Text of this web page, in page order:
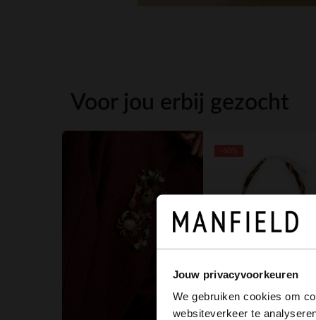
Jouw privacyvoorkeuren
We gebruiken cookies om
websiteverkeer te
Voor jou erbij gezocht
14.99
6.00